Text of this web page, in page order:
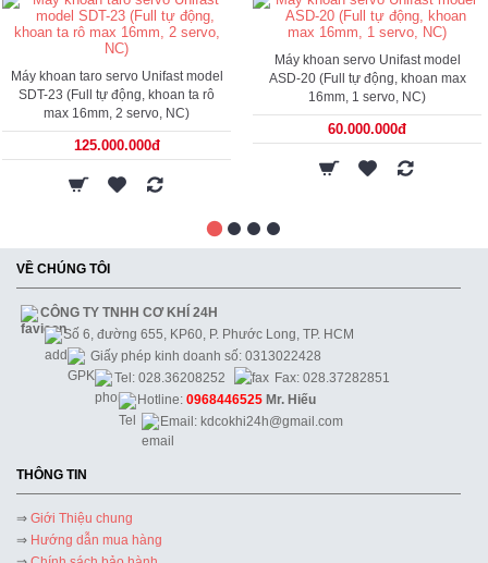
Máy khoan taro servo Unifast model
SDT-23 (Full tự động, khoan ta rô
max 16mm, 2 servo, NC)
125.000.000đ
Máy khoan servo Unifast model
ASD-20 (Full tự động, khoan max
16mm, 1 servo, NC)
60.000.000đ
VỀ CHÚNG TÔI
CÔNG TY TNHH CƠ KHÍ 24H
Số 6, đường 655, KP60, P. Phước Long, TP. HCM
Giấy phép kinh doanh số: 0313022428
Tel: 028.36208252
Fax: 028.37282851
Hotline: 0968446525 Mr. Hiếu
Email: kdcokhi24h@gmail.com
THÔNG TIN
⇒ Giới Thiệu chung
⇒ Hướng dẫn mua hàng